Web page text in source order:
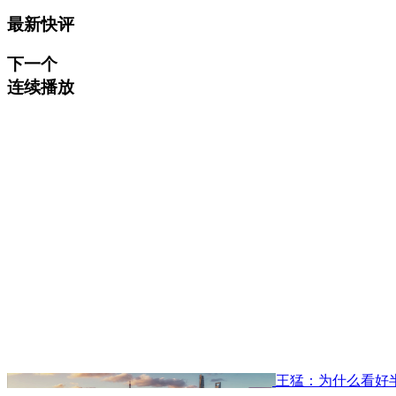
最新快评
下一个
连续播放
王猛：为什么看好